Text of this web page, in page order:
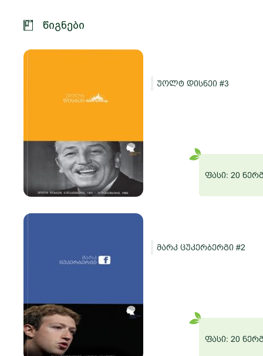
წიგნები
უოლტ დისნეი #3
ფასი: 20
მარკ ცუკერბერგი #2
ფასი: 20